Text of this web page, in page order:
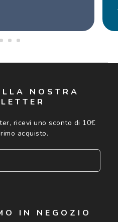
NOSTRA
ricevi uno sconto di 10€
acquisto.
IN NEGOZIO